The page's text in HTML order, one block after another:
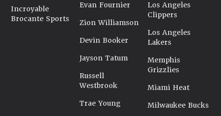
Incroyable
Brocante Sports
Evan Fournier
Zion Williamson
Devin Booker
Jayson Tatum
Russell
Westbrook
Trae Young
Los Angeles
Clippers
Los Angeles
Lakers
Memphis
Grizzlies
Miami Heat
Milwaukee Bucks